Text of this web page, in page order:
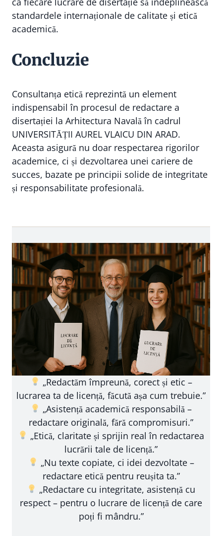
standardele internaționale de calitate și etică
academică.
Concluzie
Consultanța etică reprezintă un element
indispensabil în procesul de redactare a
disertației la Arhitectura Navală în cadrul
UNIVERSITĂȚII AUREL VLAICU DIN ARAD.
Aceasta asigură nu doar respectarea rigorilor
academice, ci și dezvoltarea unei cariere de
succes, bazate pe principii solide de integritate
și responsabilitate profesională.
„Redactăm împreună, corect și etic –
lucrarea ta de licență, făcută așa cum trebuie.”
„Asistență academică responsabilă –
redactare originală, fără compromisuri.”
„Etică, claritate și sprijin real în redactarea
lucrării tale de licență.”
„Nu texte copiate, ci idei dezvoltate –
redactare etică pentru reușita ta.”
„Redactare cu integritate, asistență cu
respect – pentru o lucrare de licență de care
poți fi mândru.”